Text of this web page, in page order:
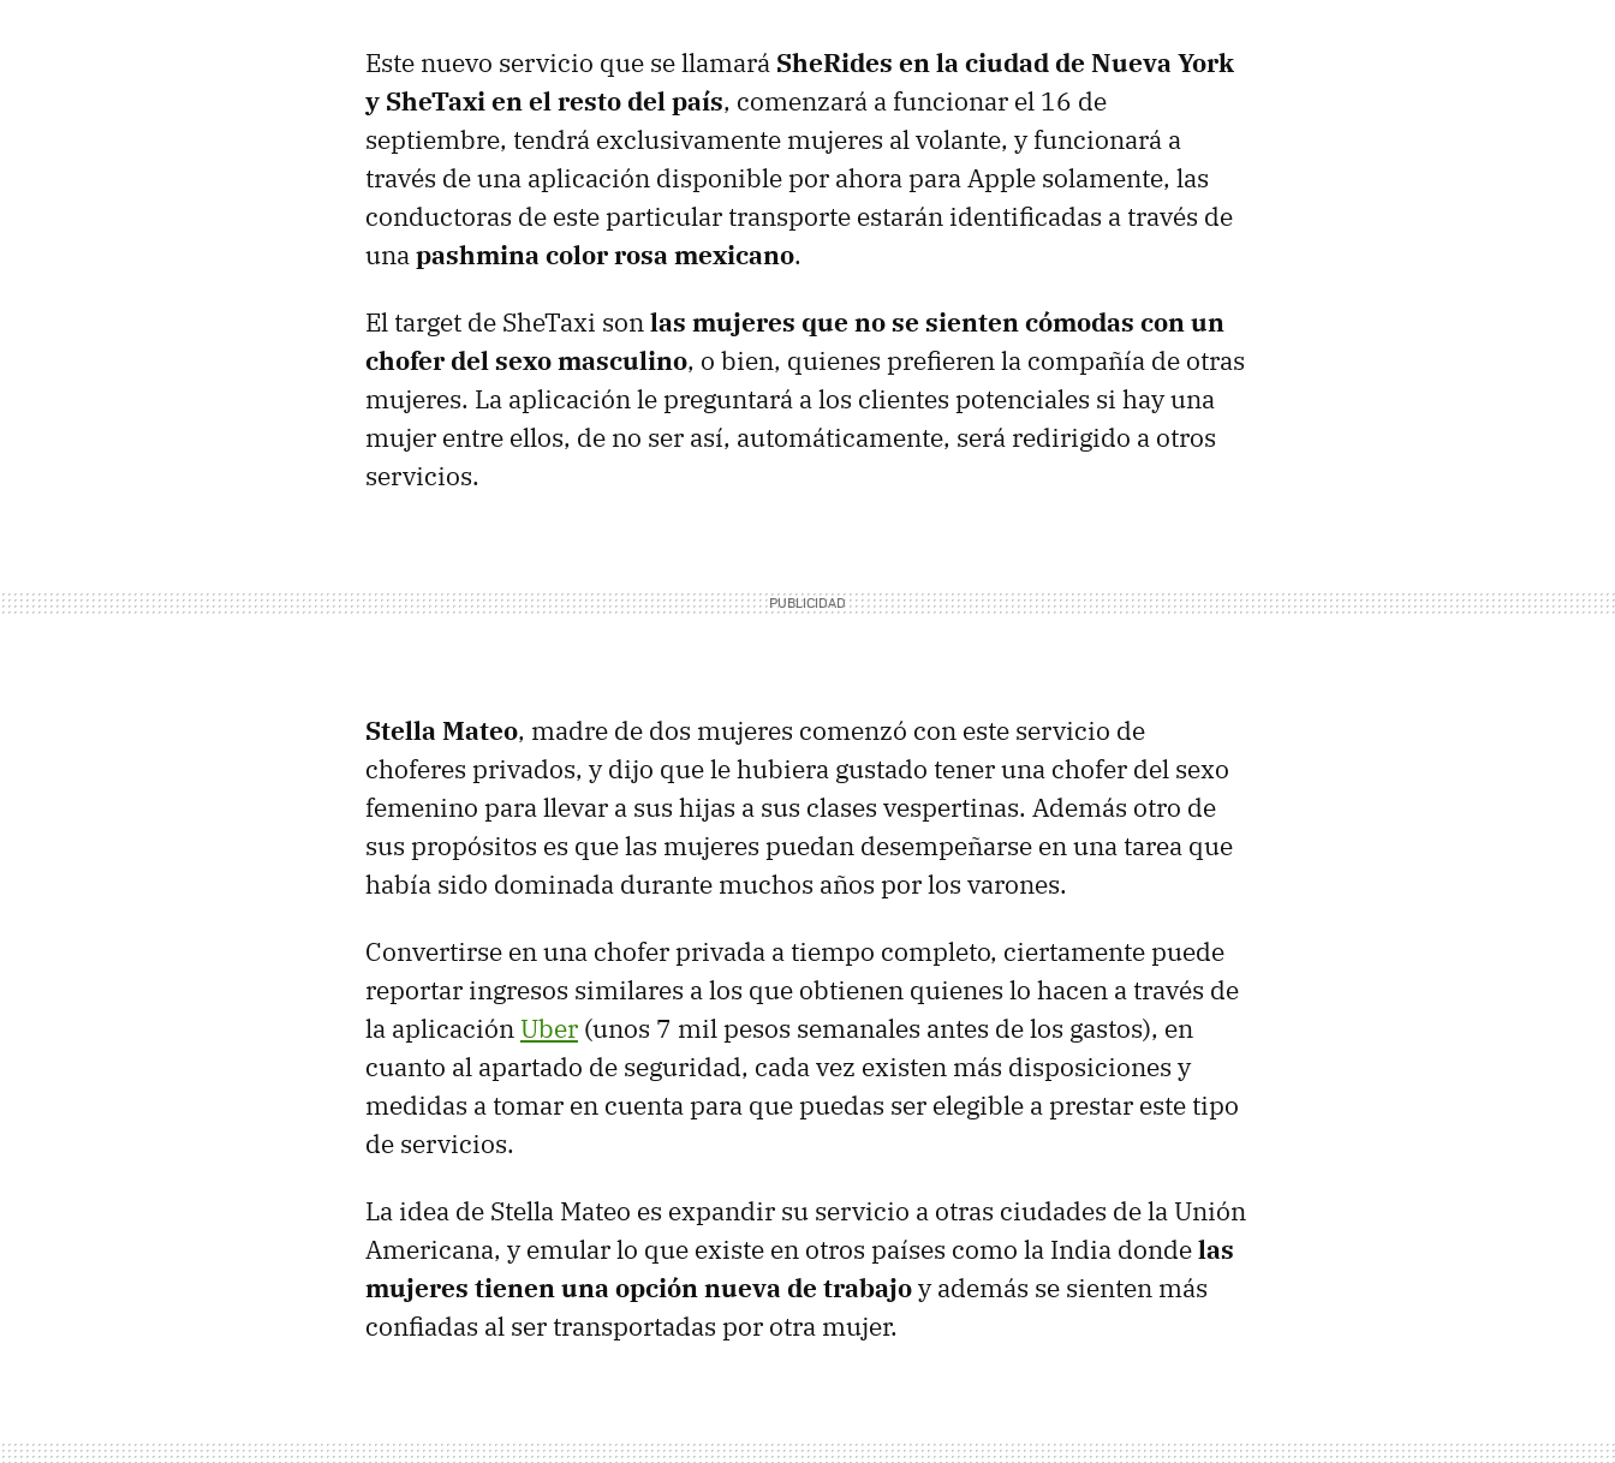
Este nuevo servicio que se llamará SheRides en la ciudad de Nueva York
y SheTaxi en el resto del país, comenzará a funcionar el 16 de
septiembre, tendrá exclusivamente mujeres al volante, y funcionará a
través de una aplicación disponible por ahora para Apple solamente, las
conductoras de este particular transporte estarán identificadas a través de
unapashmina color rosa mexicano.
El target de SheTaxi sonlas mujeres que no se sienten cómodas con un
chofer del sexo masculino, o bien, quienes prefieren la compañía de otras
mujeres. La aplicación le preguntará a los clientes potenciales si hay una
mujer entre ellos, de no ser así, automáticamente, será redirigido a otros
servicios.
Stella Mateo, madre de dos mujeres comenzó con este servicio de
choferes privados, y dijo que le hubiera gustado tener una chofer del sexo
femenino para llevar a sus hijas a sus clases vespertinas. Además otro de
sus propósitos es que las mujeres puedan desempeñarse en una tarea que
había sido dominada durante muchos años por los varones.
Convertirse en una chofer privada a tiempo completo, ciertamente puede
reportar ingresos similares a los que obtienen quienes lo hacen a través de
la aplicación Uber (unos 7 mil pesos semanales antes de los gastos), en
cuanto al apartado de seguridad, cada vez existen más disposiciones y
medidas a tomar en cuenta para que puedas ser elegible a prestar este tipo
de servicios.
La idea de Stella Mateo es expandir su servicio a otras ciudades de la Unión
Americana, y emular lo que existe en otros países como la India dondelas
mujeres tienen una opción nueva de trabajoy además se sienten más
confiadas al ser transportadas por otra mujer.